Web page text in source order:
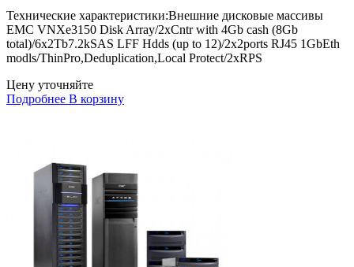
Технические характеристики:Внешние дисковые массивы
EMC VNXe3150 Disk Array/2xCntr with 4Gb cash (8Gb
total)/6x2Tb7.2kSAS LFF Hdds (up to 12)/2x2ports RJ45 1GbEth
modls/ThinPro,Deduplication,Local Protect/2xRPS
Цену уточняйте
Подробнее В корзину